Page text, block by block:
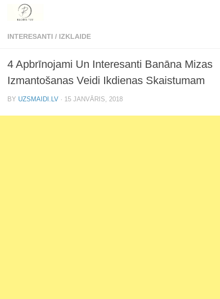
Skip to content
INTERESANTI / IZKLAIDE
4 Apbrīnojami Un Interesanti Banāna Mizas
Izmantošanas Veidi Ikdienas Skaistumam
BY UZSMAIDI.LV · 15 JANVĀRIS, 2018